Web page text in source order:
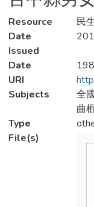
Resource
民
Date
Issued
Date
URI
Subjects
全
曲
Type
File(s)